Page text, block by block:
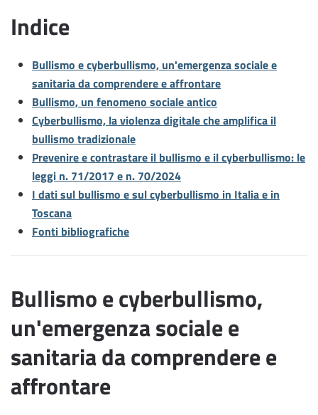
Indice
Bullismo e cyberbullismo, un'emergenza sociale e
sanitaria da comprendere e affrontare
Bullismo, un fenomeno sociale antico
Cyberbullismo, la violenza digitale che amplifica il
bullismo tradizionale
Prevenire e contrastare il bullismo e il cyberbullismo: le
leggi n. 71/2017 e n. 70/2024
I dati sul bullismo e sul cyberbullismo in Italia e in
Toscana
Fonti bibliografiche
Bullismo e cyberbullismo,
un'emergenza sociale e
sanitaria da comprendere e
affrontare